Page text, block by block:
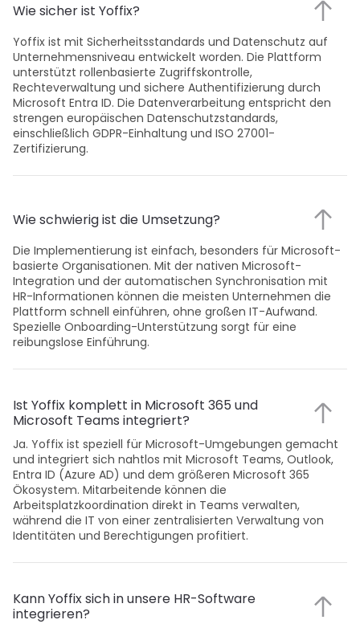
Wie sicher ist Yoffix?
Yoffix ist mit Sicherheitsstandards und Datenschutz auf
Unternehmensniveau entwickelt worden. Die Plattform
unterstützt rollenbasierte Zugriffskontrolle,
Rechteverwaltung und sichere Authentifizierung durch
Microsoft Entra ID. Die Datenverarbeitung entspricht den
strengen europäischen Datenschutzstandards,
einschließlich GDPR-Einhaltung und ISO 27001-
Zertifizierung.
Wie schwierig ist die Umsetzung?
Die Implementierung ist einfach, besonders für Microsoft-
basierte Organisationen. Mit der nativen Microsoft-
Integration und der automatischen Synchronisation mit
HR-Informationen können die meisten Unternehmen die
Plattform schnell einführen, ohne großen IT-Aufwand.
Spezielle Onboarding-Unterstützung sorgt für eine
reibungslose Einführung.
Ist Yoffix komplett in Microsoft 365 und
Microsoft Teams integriert?
Ja. Yoffix ist speziell für Microsoft-Umgebungen gemacht
und integriert sich nahtlos mit Microsoft Teams, Outlook,
Entra ID (Azure AD) und dem größeren Microsoft 365
Ökosystem. Mitarbeitende können die
Arbeitsplatzkoordination direkt in Teams verwalten,
während die IT von einer zentralisierten Verwaltung von
Identitäten und Berechtigungen profitiert.
Kann Yoffix sich in unsere HR-Software
integrieren?